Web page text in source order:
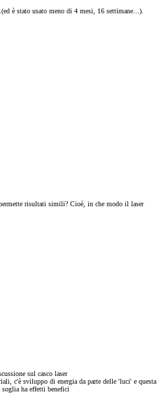
è stato usato meno di 4 mesi, 16 settimane...).
risultati simili? Cioè, in che modo il laser
sul casco laser
c'è sviluppo di energia da parte delle 'luci' e questa
soglia ha effetti benefici